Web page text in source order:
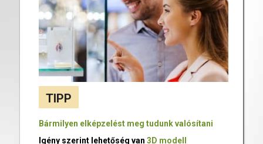
TIPP
Bármilyen elképzelést meg tudunk valósítani
Igény szerint lehetőség van 3D modell